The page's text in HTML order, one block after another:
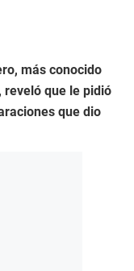
más conocido
reveló que le pidió
que dio